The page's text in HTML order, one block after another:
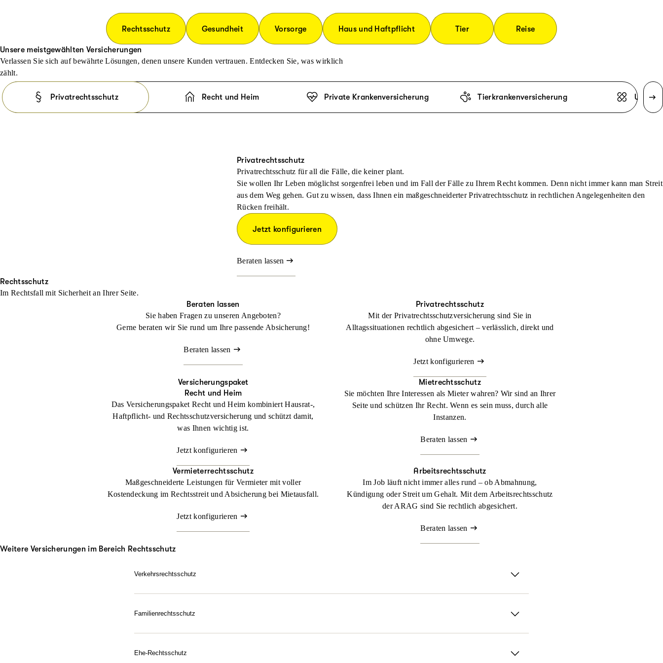
Rechtsschutz Gesundheit Vorsorge Haus und Haftpflicht Tier Reise
Unsere meistgewählten Versicherungen
Verlassen Sie sich auf bewährte Lösungen, denen unsere Kunden vertrauen. Entdecken Sie, was wirklich
zählt.
Privatrechtsschutz Recht und Heim Private Krankenversicherung Tierkrankenversicherung
Privatrechtsschutz
Privatrechtsschutz für all die Fälle, die keiner plant.
Sie wollen Ihr Leben möglichst sorgenfrei leben und im Fall der Fälle zu Ihrem Recht kommen. Denn nicht immer kann man Streit
aus dem Weg gehen. Gut zu wissen, dass Ihnen ein maßgeschneiderter Privatrechtsschutz in rechtlichen Angelegenheiten den
Rücken freihält.
Jetzt konfigurieren
Beraten lassen
Rechtsschutz
Im Rechtsfall mit Sicher­heit an Ihrer Seite.
Beraten lassen
Sie haben Fragen zu unseren Angeboten?
Gerne beraten wir Sie rund um Ihre passende Absicherung!
Beraten lassen
Privatrechtsschutz
Mit der Privatrechtsschutzversicherung sind Sie in
Alltagssituationen rechtlich abgesichert – verlässlich, direkt und
ohne Umwege.
Jetzt konfigurieren
Versicherungspaket
Recht und Heim
Das Versicherungspaket Recht und Heim kombiniert Hausrat-,
Haftpflicht- und Rechtsschutzversicherung und schützt damit,
was Ihnen wichtig ist.
Jetzt konfigurieren
Mietrechtsschutz
Sie möchten Ihre Interessen als Mieter wahren? Wir sind an Ihrer
Seite und schützen Ihr Recht. Wenn es sein muss, durch alle
Instanzen.
Beraten lassen
Vermieterrechtsschutz
Maßgeschneiderte Leistungen für Vermieter mit voller
Kostendeckung im Rechtsstreit und Absicherung bei Mietausfall.
Jetzt konfigurieren
Arbeitsrechtsschutz
Im Job läuft nicht immer alles rund – ob Abmahnung,
Kündigung oder Streit um Gehalt. Mit dem Arbeitsrechtsschutz
der ARAG sind Sie rechtlich abgesichert.
Beraten lassen
Weitere Versicherungen im Bereich Rechtsschutz
Verkehrsrechtsschutz
Familienrechtsschutz
Schutz ausfallen soll.
Ehe-Rechtsschutz